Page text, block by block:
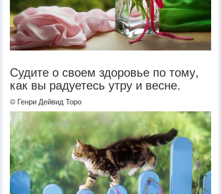
Судите о своем здоровье по тому,
как вы радуетесь утру и весне.
© Генри Дейвид Торо